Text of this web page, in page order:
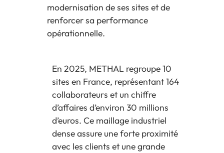
modernisation de ses sites et de
renforcer sa performance
opérationnelle.
En 2025, METHAL regroupe 10
sites en France, représentant 164
collaborateurs et un chiffre
d’affaires d’environ 30 millions
d’euros. Ce maillage industriel
dense assure une forte proximité
avec les clients et une grande